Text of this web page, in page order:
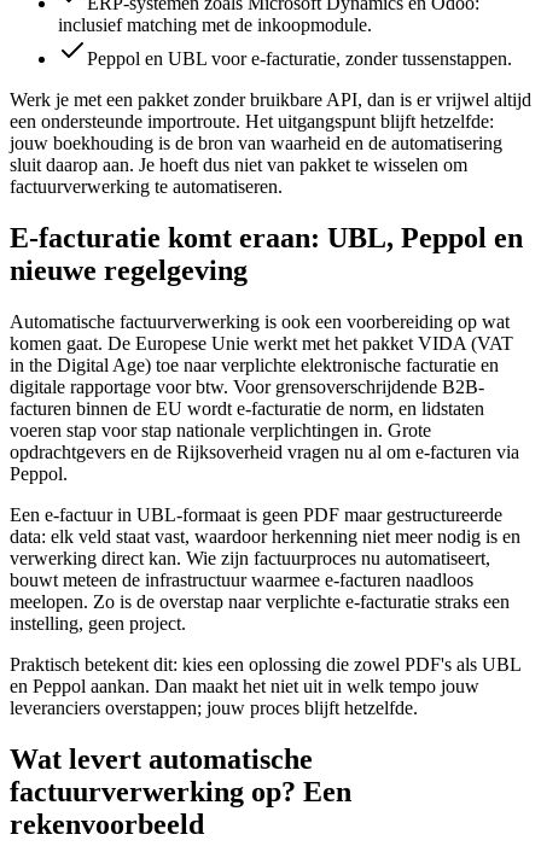
inclusief matching met de inkoopmodule.
Peppol en UBL voor e-facturatie, zonder tussenstappen.
Werk je met een pakket zonder bruikbare API, dan is er vrijwel altijd
een ondersteunde importroute. Het uitgangspunt blijft hetzelfde:
jouw boekhouding is de bron van waarheid en de automatisering
sluit daarop aan. Je hoeft dus niet van pakket te wisselen om
factuurverwerking te automatiseren.
E-facturatie komt eraan: UBL, Peppol en
nieuwe regelgeving
Automatische factuurverwerking is ook een voorbereiding op wat
komen gaat. De Europese Unie werkt met het pakket VIDA (VAT
in the Digital Age) toe naar verplichte elektronische facturatie en
digitale rapportage voor btw. Voor grensoverschrijdende B2B-
facturen binnen de EU wordt e-facturatie de norm, en lidstaten
voeren stap voor stap nationale verplichtingen in. Grote
opdrachtgevers en de Rijksoverheid vragen nu al om e-facturen via
Peppol.
Een e-factuur in UBL-formaat is geen PDF maar gestructureerde
data: elk veld staat vast, waardoor herkenning niet meer nodig is en
verwerking direct kan. Wie zijn factuurproces nu automatiseert,
bouwt meteen de infrastructuur waarmee e-facturen naadloos
meelopen. Zo is de overstap naar verplichte e-facturatie straks een
instelling, geen project.
Praktisch betekent dit: kies een oplossing die zowel PDF's als UBL
en Peppol aankan. Dan maakt het niet uit in welk tempo jouw
leveranciers overstappen; jouw proces blijft hetzelfde.
Wat levert automatische
factuurverwerking op? Een
rekenvoorbeeld